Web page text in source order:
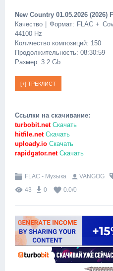
New Country 01.05.2026 (2026)
Качество | Формат: FLAC +
44100 Hz
Количество композиций: 150
Продолжительность: 08:30:59
Размер: 3.2 Gb
Ссылки на скачивание:
turbobit.netСкачать
hitfile.netСкачать
uploady.io Скачать
rapidgator.netСкачать
FLAC - Музыка VANGOG
43
0 0.0/0